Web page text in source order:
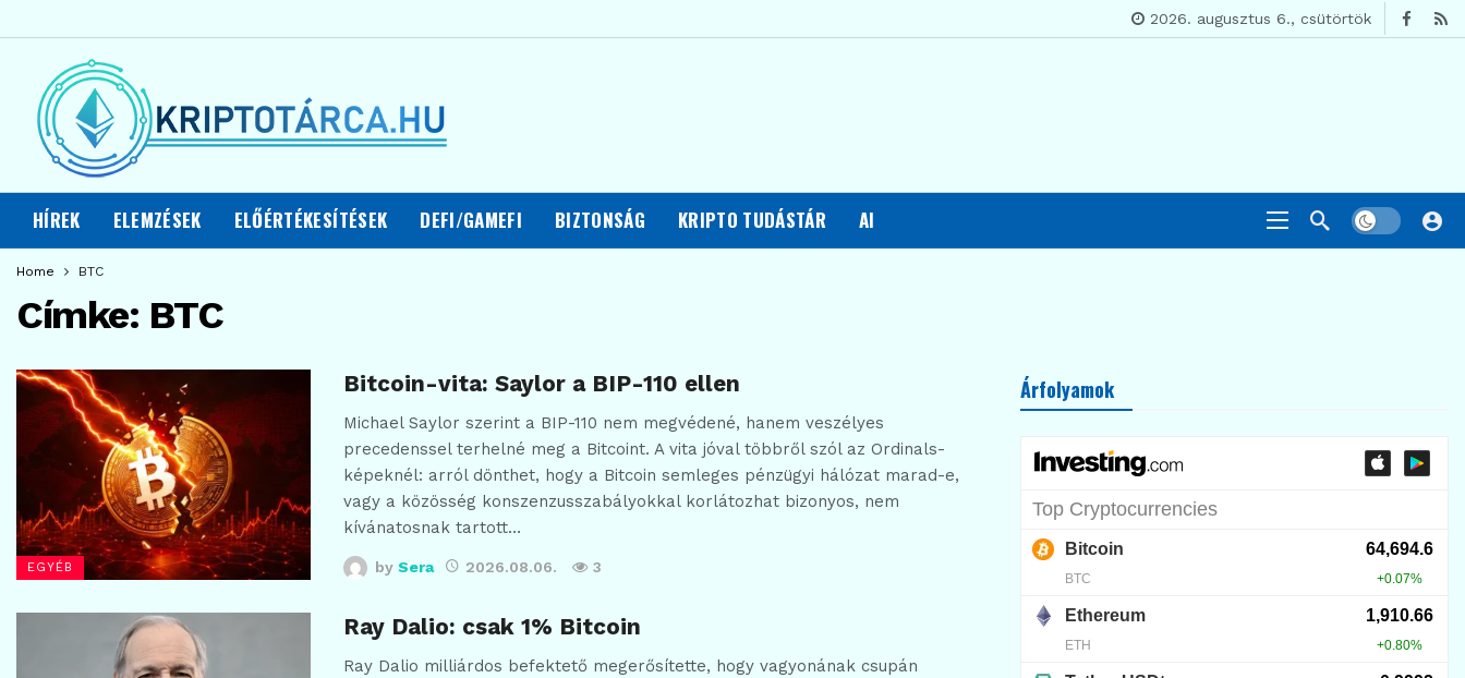
2026. augusztus 6., csütörtök
HÍREK ELEMZÉSEK ELŐÉRTÉKESÍTÉSEK DEFI/GAMEFI BIZTONSÁG KRIPTO TUDÁSTÁR AI
Home BTC
Címke: BTC
EGYÉB
Bitcoin-vita: Saylor a BIP-110 ellen
Michael Saylor szerint a BIP-110 nem megvédené, hanem veszélyes
precedenssel terhelné meg a Bitcoint. A vita jóval többről szól az Ordinals-
képeknél: arról dönthet, hogy a Bitcoin semleges pénzügyi hálózat marad-e,
vagy a közösség konszenzusszabályokkal korlátozhat bizonyos, nem
kívánatosnak tartott…
by Sera 2026.08.06. 3
Ray Dalio: csak 1% Bitcoin
Ray Dalio milliárdos befektető megerősítette, hogy vagyonának csupán
Árfolyamok